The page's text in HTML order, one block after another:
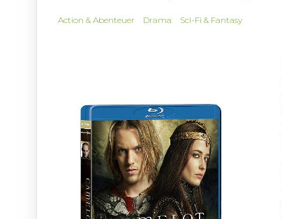
Action & Abenteuer Drama Sci-Fi & Fantasy